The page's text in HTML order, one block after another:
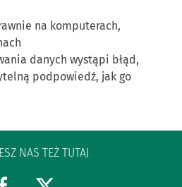
na komputerach,
danych wystąpi błąd,
podpowiedź, jak go
NAS TEŻ TUTAJ